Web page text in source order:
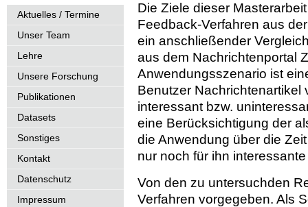
Aktuelles / Termine
Unser Team
Lehre
Unsere Forschung
Publikationen
Datasets
Sonstiges
Kontakt
Datenschutz
Impressum
Die Ziele dieser
Feedback-Verfahren aus
ein anschließender
aus dem Nachrichtenportal
Anwendungsszenario ist
Benutzer Nachrichtenartikel
interessant bzw.
eine Berücksichtigung der
die Anwendung über die
nur noch für ihn
Von den zu untersuchden
Verfahren vorgegeben. Als